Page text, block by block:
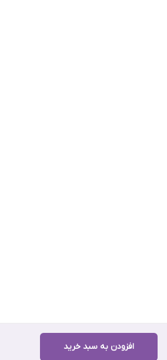
افزودن به سبد خرید